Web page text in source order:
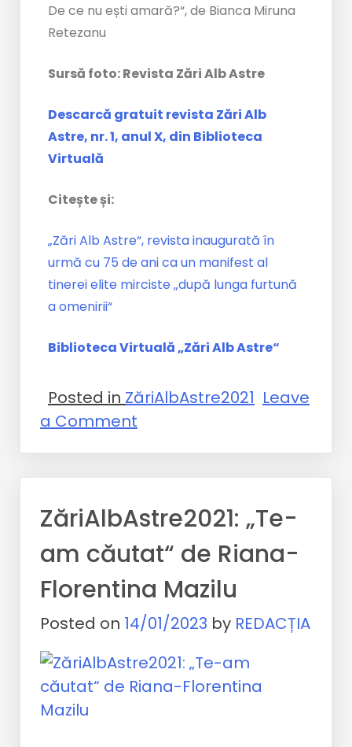
De ce nu ești amară?“, de Bianca Miruna
Retezanu
Sursă foto: Revista Zări Alb Astre
Descarcă gratuit revista Zări Alb
Astre, nr. 1, anul X, din Biblioteca
Virtuală
Citește și:
„Zări Alb Astre“, revista inaugurată în
urmă cu 75 de ani ca un manifest al
tinerei elite mirciste „după lunga furtună
a omenirii“
Biblioteca Virtuală „Zări Alb Astre“
Posted in ZăriAlbAstre2021 Leave
a Comment
ZăriAlbAstre2021: „Te-
am căutat“ de Riana-
Florentina Mazilu
Posted on 14/01/2023 by REDACȚIA